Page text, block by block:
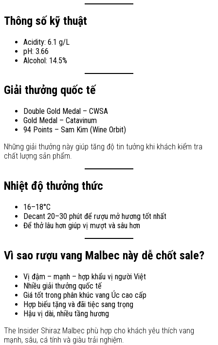
Thông số kỹ thuật
Acidity: 6.1 g/L
pH: 3.66
Alcohol: 14.5%
Giải thưởng quốc tế
Double Gold Medal – CWSA
Gold Medal – Catavinum
94 Points – Sam Kim (Wine Orbit)
Những giải thưởng này giúp tăng độ tin tưởng khi khách kiểm tra
chất lượng sản phẩm.
Nhiệt độ thưởng thức
16–18°C
Decant 20–30 phút để rượu mở hương tốt nhất
Để thở lâu hơn giúp vị mượt và sâu hơn
Vì sao rượu vang Malbec này dễ chốt sale?
Vị đậm – mạnh – hợp khẩu vị người Việt
Nhiều giải thưởng quốc tế
Giá tốt trong phân khúc vang Úc cao cấp
Hợp biếu tặng và đãi tiệc sang trọng
Hậu vị dài, nhiều tầng hương
The Insider Shiraz Malbec phù hợp cho khách yêu thích vang
mạnh, sâu, cá tính và giàu trải nghiệm.